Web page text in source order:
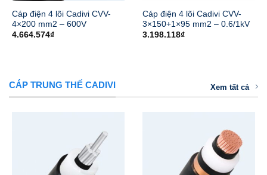
Cáp điện 4 lõi Cadivi CVV-
4×200 mm2 – 600V
4.664.574₫
Cáp điện 4 lõi Cadivi CVV-
3×150+1×95 mm2 – 0.6/1kV
3.198.118₫
CÁP TRUNG THẾ CADIVI Xem tất cả